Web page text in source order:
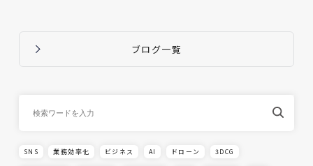
ブログ一覧
SNS 業務効率化 ビジネス AI ドローン 3DCG